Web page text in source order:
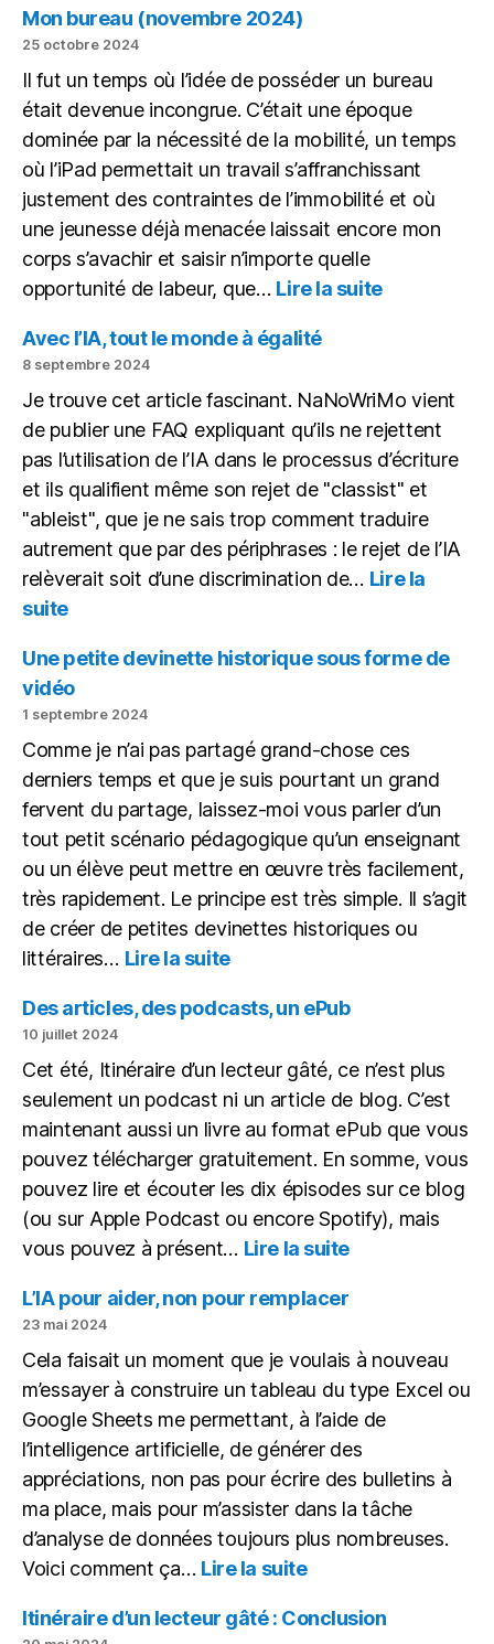
une
macro
chatGPT
Mon bureau (novembre 2024)
25 octobre 2024
Il fut un temps où l’idée de posséder un bureau
était devenue incongrue. C’était une époque
dominée par la nécessité de la mobilité, un temps
où l’iPad permettait un travail s’affranchissant
justement des contraintes de l’immobilité et où
une jeunesse déjà menacée laissait encore mon
corps s’avachir et saisir n’importe quelle
opportunité de labeur, que… Lire la suite:
Avec l’IA, tout le monde à égalité
8 septembre 2024
Je trouve cet article fascinant. NaNoWriMo vient
de publier une FAQ expliquant qu’ils ne rejettent
pas l’utilisation de l’IA dans le processus d’écriture
et ils qualifient même son rejet de "classist" et
"ableist", que je ne sais trop comment traduire
autrement que par des périphrases : le rejet de l’IA
relèverait soit d’une discrimination de… Lire la
suite:
l’IA,
tout
le
monde
à
égalité
Une petite devinette historique sous forme de
vidéo
1 septembre 2024
Comme je n’ai pas partagé grand-chose ces
derniers temps et que je suis pourtant un grand
fervent du partage, laissez-moi vous parler d’un
tout petit scénario pédagogique qu’un enseignant
ou un élève peut mettre en œuvre très facilement,
très rapidement. Le principe est très simple. Il s’agit
de créer de petites devinettes historiques ou
littéraires… Lire la suite:
petite
sous
forme
de
vidéo
Des articles, des podcasts, un ePub
10 juillet 2024
Cet été, Itinéraire d’un lecteur gâté, ce n’est plus
seulement un podcast ni un article de blog. C’est
maintenant aussi un livre au format ePub que vous
pouvez télécharger gratuitement. En somme, vous
pouvez lire et écouter les dix épisodes sur ce blog
(ou sur Apple Podcast ou encore Spotify), mais
vous pouvez à présent… Lire la suite:
articles,
un
ePub
L’IA pour aider, non pour remplacer
23 mai 2024
Cela faisait un moment que je voulais à nouveau
m’essayer à construire un tableau du type Excel ou
Google Sheets me permettant, à l’aide de
l’intelligence artificielle, de générer des
appréciations, non pas pour écrire des bulletins à
ma place, mais pour m’assister dans la tâche
d’analyse de données toujours plus nombreuses.
Voici comment ça… Lire la suite:
pour
Itinéraire d’un lecteur gâté : Conclusion